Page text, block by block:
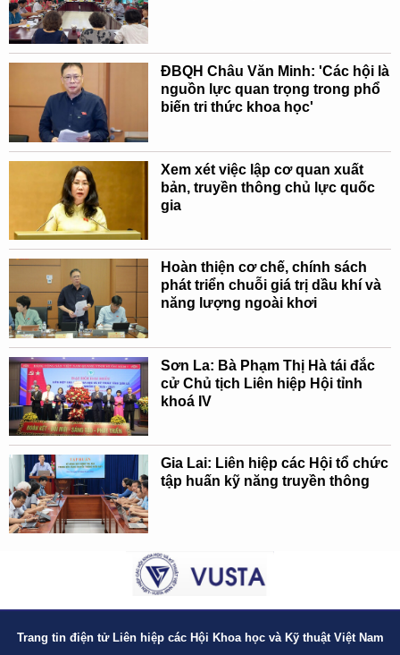
ĐBQH Châu Văn Minh: 'Các hội là
nguồn lực quan trọng trong phổ
biến tri thức khoa học'
Xem xét việc lập cơ quan xuất
bản, truyền thông chủ lực quốc
gia
Hoàn thiện cơ chế, chính sách
phát triển chuỗi giá trị dầu khí và
năng lượng ngoài khơi
Sơn La: Bà Phạm Thị Hà tái đắc
cử Chủ tịch Liên hiệp Hội tỉnh
khoá IV
Gia Lai: Liên hiệp các Hội tổ chức
tập huấn kỹ năng truyền thông
Trang tin điện tử Liên hiệp các Hội Khoa học và Kỹ thuật Việt Nam